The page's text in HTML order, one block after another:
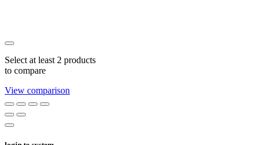
Select at least 2 products
to compare
View comparison